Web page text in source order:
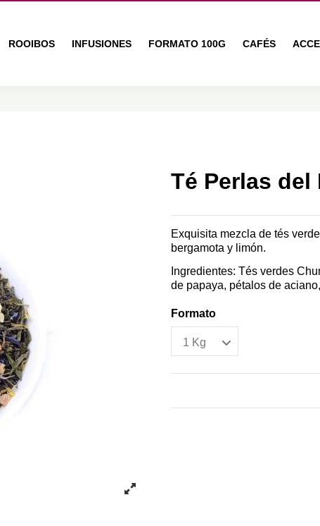
ROOIBOS INFUSIONES FORMATO 100G CAFÉS
Té Perlas
Exquisita mezcla de tés
bergamota y limón.
Ingredientes: Tés verdes
de papaya, pétalos de
Formato